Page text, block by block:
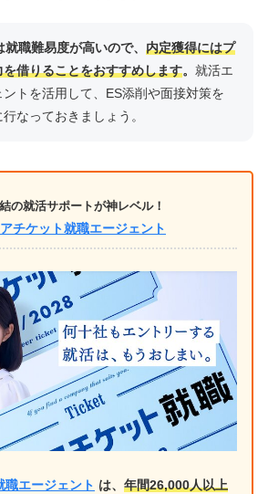
就職難易度が高いので、 内定獲得にはプ
を借りることをおすすめします。 就活エ
ントを活用して、ES添削や面接対策を
行なっておきましょう。
の就活サポートが神レベル！
チケット就職エージェント
職エージェント は、 年間26,000人以上